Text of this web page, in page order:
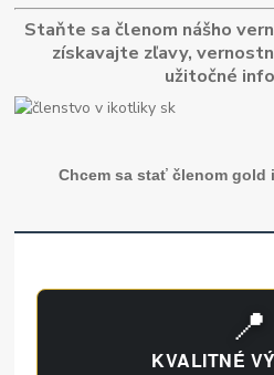
Staňte sa členom nášho
získavajte zľavy,
užitočné
Chcem sa stať členom gold
📍
KVALITNÉ